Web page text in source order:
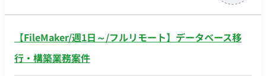
イアントアプリ：C#、html、css、javascript ②Webアプリ：
javascript（Node.js） FW： ①クライアントアプリ：
ReactElectron、Node.js、.net ②Webアプリ：React、Node.js
【FileMaker/週1日～/フルリモート】データベース移
行・構築業務案件